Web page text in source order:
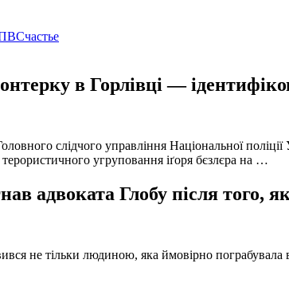
Счастье
в Горлівці —
слідчого управління Національної
угруповання іґоря бєзлєра на …
адвоката Глобу після того,
не тільки людиною, яка ймовірно